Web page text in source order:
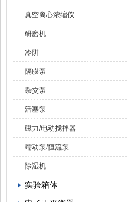
真空离心浓缩仪
研磨机
冷阱
隔膜泵
杂交泵
活塞泵
磁力/电动搅拌器
蠕动泵/恒流泵
除湿机
实验箱体